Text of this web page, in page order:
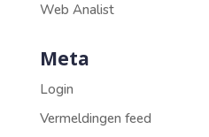
Web Analist
Meta
Login
Vermeldingen feed